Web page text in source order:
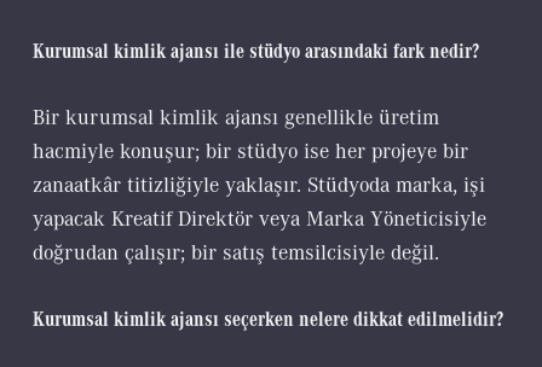
Kurumsal kimlik ajansı ile stüdyo arasındaki fark nedir?
Bir kurumsal kimlik ajansı genellikle üretim
hacmiyle konuşur; bir stüdyo ise her projeye bir
zanaatkâr titizliğiyle yaklaşır. Stüdyoda marka, işi
yapacak Kreatif Direktör veya Marka Yöneticisiyle
doğrudan çalışır; bir satış temsilcisiyle değil.
Kurumsal kimlik ajansı seçerken nelere dikkat edilmelidir?